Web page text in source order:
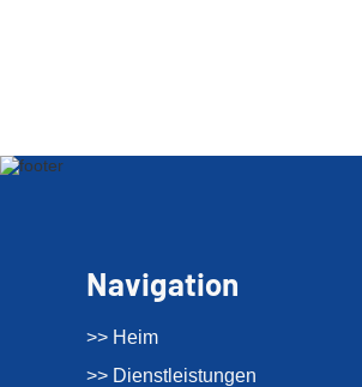
Navigation
>> Heim
>> Dienstleistungen